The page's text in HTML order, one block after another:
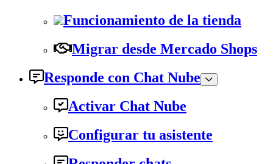
Funcionamiento de la tienda
Migrar desde Mercado Shops
Responde con Chat Nube
Activar Chat Nube
Configurar tu asistente